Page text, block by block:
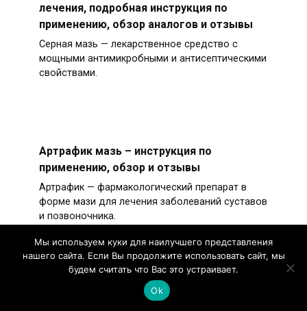
лечения, подробная инструкция по
применению, обзор аналогов и отзывы
Серная мазь — лекарственное средство с
мощными антимикробными и антисептическими
свойствами.
Артрафик мазь – инструкция по
применению, обзор и отзывы
Артрафик — фармакологический препарат в
форме мази для лечения заболеваний суставов
и позвоночника.
Диклофенак при остеохондрозе:
Мы используем куки для наилучшего представления
нашего сайта. Если Вы продолжите использовать сайт, мы
будем считать что Вас это устраивает.
Ok